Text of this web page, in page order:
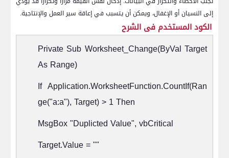
إلى النسيان أو الإغفال، ويمكن أن يتسبب في إعاقة سير العمل والإنتاجية.
الكود المستخدم فى الشرح
Private Sub Worksheet_Change(ByVal Target
As Range)
If Application.WorksheetFunction.CountIf(Ran
ge("a:a"), Target) > 1 Then
MsgBox "Duplicted Value", vbCritical
Target.Value = ""